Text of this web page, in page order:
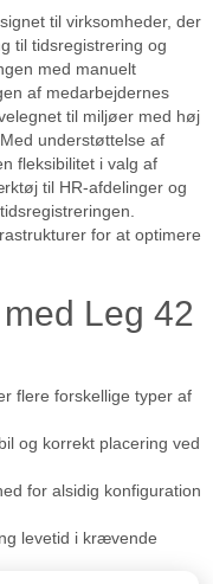
til virksomheder, der
til tidsregistrering og
med manuelt
af medarbejdernes
til miljøer med høj
understøttelse af
fleksibilitet i valg af
til HR-afdelinger og
for at optimere
Leg 42
flere forskellige typer af
og korrekt placering ved
for alsidig konfiguration
levetid i krævende